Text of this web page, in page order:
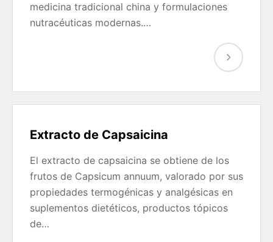
medicina tradicional china y formulaciones
nutracéuticas modernas.…
Extracto de Capsaicina
El extracto de capsaicina se obtiene de los
frutos de Capsicum annuum, valorado por sus
propiedades termogénicas y analgésicas en
suplementos dietéticos, productos tópicos
de…